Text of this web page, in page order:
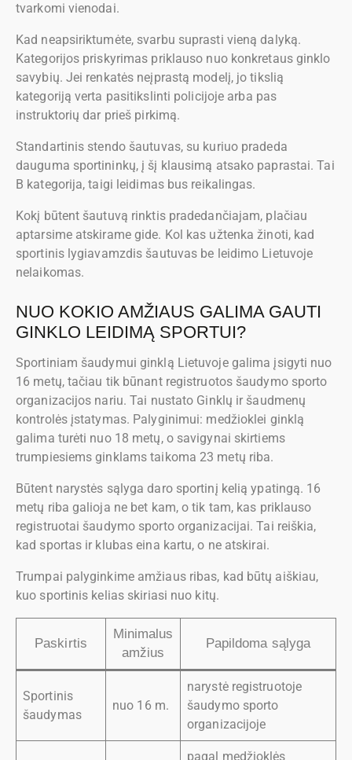
tvarkomi vienodai.
Kad neapsiriktumėte, svarbu suprasti vieną dalyką.
Kategorijos priskyrimas priklauso nuo konkretaus ginklo
savybių. Jei renkatės neįprastą modelį, jo tikslią
kategoriją verta pasitikslinti policijoje arba pas
instruktorių dar prieš pirkimą.
Standartinis stendo šautuvas, su kuriuo pradeda
dauguma sportininkų, į šį klausimą atsako paprastai. Tai
B kategorija, taigi leidimas bus reikalingas.
Kokį būtent šautuvą rinktis pradedančiajam, plačiau
aptarsime atskirame gide. Kol kas užtenka žinoti, kad
sportinis lygiavamzdis šautuvas be leidimo Lietuvoje
nelaikomas.
NUO KOKIO AMŽIAUS GALIMA GAUTI
GINKLO LEIDIMĄ SPORTUI?
Sportiniam šaudymui ginklą Lietuvoje galima įsigyti nuo
16 metų, tačiau tik būnant registruotos šaudymo sporto
organizacijos nariu. Tai nustato Ginklų ir šaudmenų
kontrolės įstatymas. Palyginimui: medžioklei ginklą
galima turėti nuo 18 metų, o savigynai skirtiems
trumpiesiems ginklams taikoma 23 metų riba.
Būtent narystės sąlyga daro sportinį kelią ypatingą. 16
metų riba galioja ne bet kam, o tik tam, kas priklauso
registruotai šaudymo sporto organizacijai. Tai reiškia,
kad sportas ir klubas eina kartu, o ne atskirai.
Trumpai palyginkime amžiaus ribas, kad būtų aiškiau,
kuo sportinis kelias skiriasi nuo kitų.
Paskirtis
Minimalus
amžius
Papildoma sąlyga
Sportinis
šaudymas
nuo 16 m.
narystė registruotoje
šaudymo sporto
organizacijoje
pagal medžioklės